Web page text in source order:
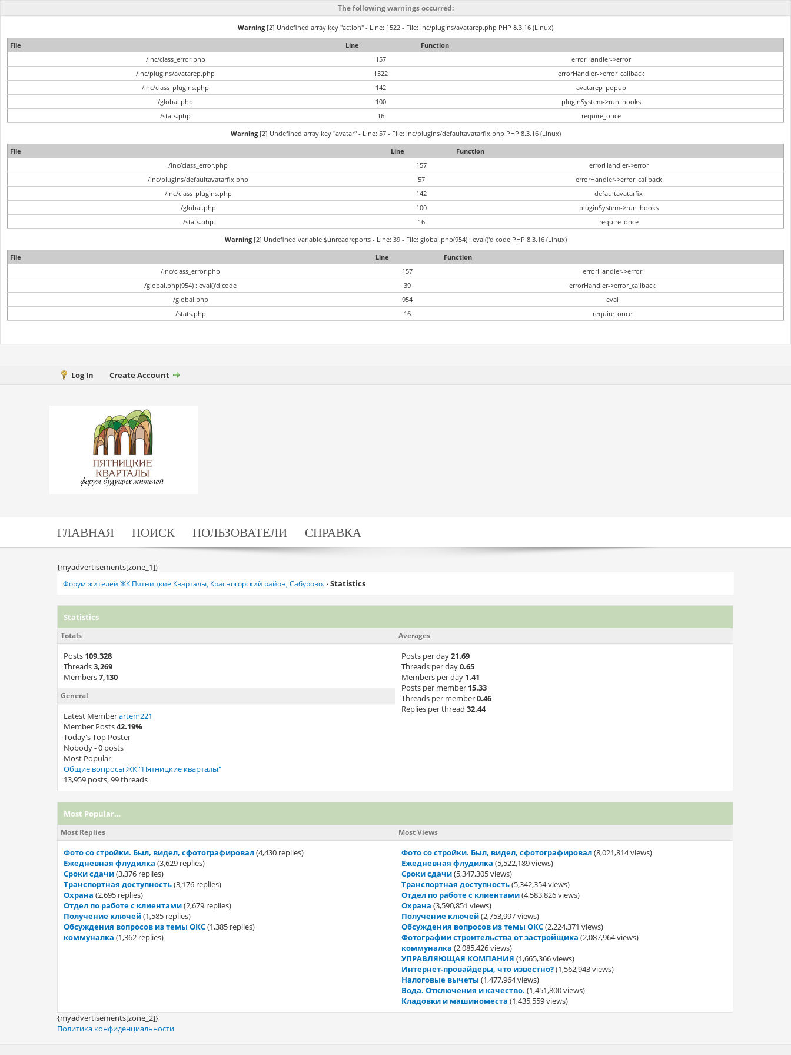
The following warnings occurred:
Warning [2] Undefined array key "action" - Line: 1522 - File: inc/plugins/avatarep.php PHP 8.3.16 (Linux)
File
Line
Function
/inc/class_error.php
157
errorHandler->error
/inc/plugins/avatarep.php
1522
errorHandler->error_callback
/inc/class_plugins.php
142
avatarep_popup
/global.php
100
pluginSystem->run_hooks
/stats.php
16
require_once
Warning[2] Undefined array key "avatar" - Line: 57 - File: inc/plugins/defaultavatarfix.php PHP 8.3.16 (Linux)
File
Line
Function
/inc/class_error.php
157
errorHandler->error
/inc/plugins/defaultavatarfix.php
57
errorHandler->error_callback
/inc/class_plugins.php
142
defaultavatarfix
/global.php
100
pluginSystem->run_hooks
/stats.php
16
require_once
Warning[2] Undefined variable $unreadreports - Line: 39 - File: global.php(954) : eval()'d code PHP 8.3.16 (Linux)
File
Line
Function
/inc/class_error.php
157
errorHandler->error
/global.php(954) : eval()'d code
39
errorHandler->error_callback
/global.php
954
eval
/stats.php
16 require_once
Log In Create Account
ГЛАВНАЯ ПОИСК ПОЛЬЗОВАТЕЛИ СПРАВКА
{myadvertisements[zone_1]}
Форум жителей ЖК Пятницкие Кварталы, Красногорский район, Сабурово. ›Statistics
Statistics
Totals Averages
Posts 109,328
Threads3,269
Members7,130
Posts per day21.69
Threads per day0.65
Members per day 1.41
Posts per member 15.33
Threads per member0.46
Replies per thread32.44
General
Latest Memberartem221
Member Posts42.19%
Today's Top Poster
Nobody - 0 posts
Most Popular
Общие вопросы ЖК "Пятницкие кварталы"
13,959 posts, 99 threads
Most Popular…
Most Replies Most Views
Фото со стройки. Был, видел, сфотографировал(4,430 replies)
Ежедневная флудилка (3,629 replies)
Сроки сдачи(3,376 replies)
Транспортная доступность(3,176 replies)
Охрана (2,695 replies)
Отдел по работе с клиентами(2,679 replies)
Получение ключей(1,585 replies)
Обсуждения вопросов из темы ОКС(1,385 replies)
коммуналка (1,362 replies)
Фото со стройки. Был, видел, сфотографировал(8,021,814 views)
Ежедневная флудилка (5,522,189 views)
Сроки сдачи(5,347,305 views)
Транспортная доступность(5,342,354 views)
Отдел по работе с клиентами(4,583,826 views)
Охрана (3,590,851 views)
Получение ключей(2,753,997 views)
Обсуждения вопросов из темы ОКС(2,224,371 views)
Фотографии строительства от застройщика (2,087,964 views)
коммуналка (2,085,426 views)
УПРАВЛЯЮЩАЯ КОМПАНИЯ (1,665,366 views)
Интернет-провайдеры, что известно?(1,562,943 views)
Налоговые вычеты (1,477,964 views)
Вода. Отключения и качество. (1,451,800 views)
Кладовки и машиноместа (1,435,559 views)
{myadvertisements[zone_2]}
Политика конфиденциальности